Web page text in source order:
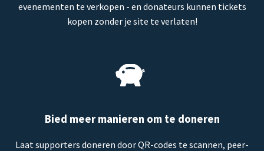
evenementen te verkopen - en donateurs kunnen tickets
kopen zonder je site te verlaten!
Bied meer manieren om te doneren
Laat supporters doneren door QR-codes te scannen, peer-